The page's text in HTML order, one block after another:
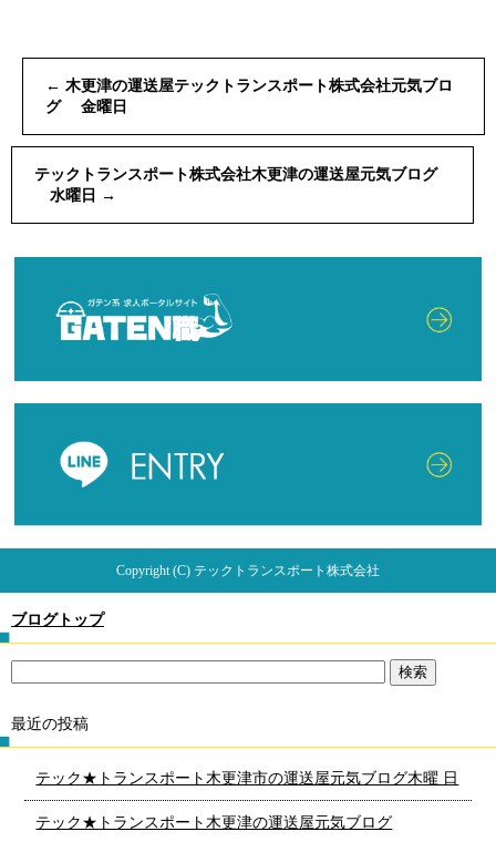
← 木更津の運送屋テックトランスポート株式会社元気ブロ
グ 金曜日
テックトランスポート株式会社木更津の運送屋元気ブログ
水曜日 →
Copyright (C) テックトランスポート株式会社
ブログトップ
最近の投稿
テック★トランスポート木更津市の運送屋元気ブログ木曜 日
テック★トランスポート木更津の運送屋元気ブログ